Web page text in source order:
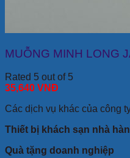
MUỖNG MINH LONG
Rated 5 out of 5
35,640 VNĐ
Các dịch vụ khác của công
Thiết bị khách sạn nhà
Quà tặng doanh nghiệp